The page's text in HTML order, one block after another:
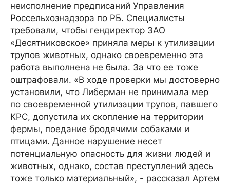
неисполнение предписаний Управления
Россельхознадзора по РБ. Специалисты
требовали, чтобы гендиректор ЗАО
«Десятниковское» приняла меры к утилизации
трупов животных, однако своевременно эта
работа выполнена не была. За что ее тоже
оштрафовали. «В ходе проверки мы достоверно
установили, что Либерман не принимала мер
по своевременной утилизации трупов, павшего
КРС, допустила их скопление на территории
фермы, поедание бродячими собаками и
птицами. Данное нарушение несет
потенциальную опасность для жизни людей и
животных, однако, состав преступлений здесь
тоже только материальный», - рассказал Артем